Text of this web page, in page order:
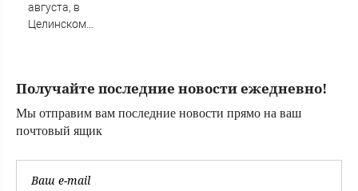
августа, в
Целинском
Получайте последние новости ежедневно!
Мы отправим вам последние новости прямо на ваш
почтовый ящик